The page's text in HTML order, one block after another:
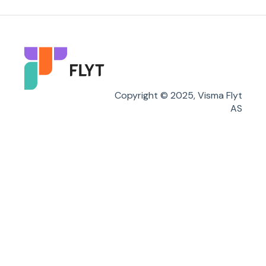
Flyt Foresatt
Copyright © 2025, Visma Flyt
AS